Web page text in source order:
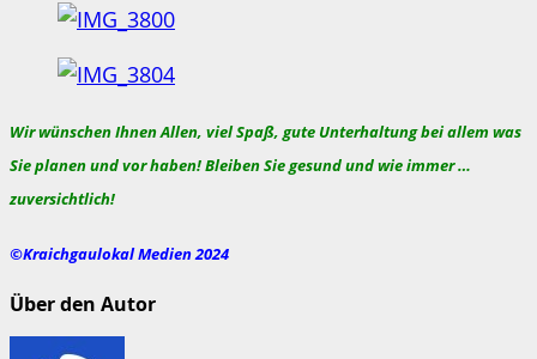
Wir wünschen Ihnen Allen, viel Spaß, gute Unterhaltung bei allem was
Sie planen und vor haben! Bleiben Sie gesund und wie immer …
zuversichtlich!
©Kraichgaulokal Medien 2024
Über den Autor